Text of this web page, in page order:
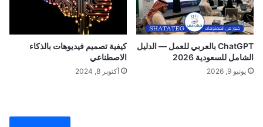
م
ج
ا
نً
ا
2
ChatGPT بالعربي للعمل — الدليل
الشامل للسعودية 2026
يونيو 9, 2026
كيفية تصميم فيديوهات بالذكاء
الاصطناعي
أكتوبر 8, 2024